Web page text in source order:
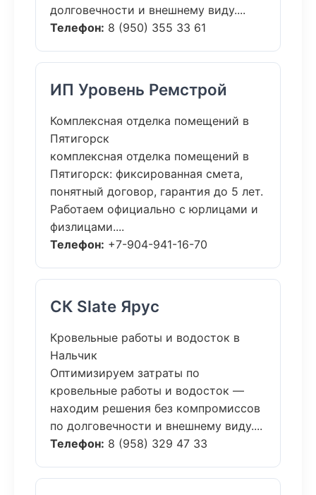
долговечности и внешнему виду....
Телефон: 8 (950) 355 33 61
ИП Уровень Ремстрой
Комплексная отделка помещений в
Пятигорск
комплексная отделка помещений в
Пятигорск: фиксированная смета,
понятный договор, гарантия до 5 лет.
Работаем официально с юрлицами и
физлицами....
Телефон: +7-904-941-16-70
СК Slate Ярус
Кровельные работы и водосток в
Нальчик
Оптимизируем затраты по
кровельные работы и водосток —
находим решения без компромиссов
по долговечности и внешнему виду....
Телефон: 8 (958) 329 47 33